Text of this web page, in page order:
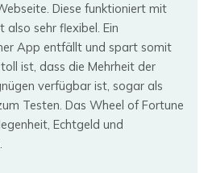
Diese funktioniert mit
also sehr flexibel. Ein
App entfällt und spart somit
ist, dass die Mehrheit der
verfügbar ist, sogar als
Testen. Das Wheel of Fortune
Echtgeld und